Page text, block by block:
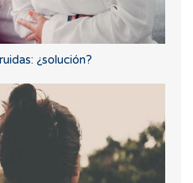
¿solución?